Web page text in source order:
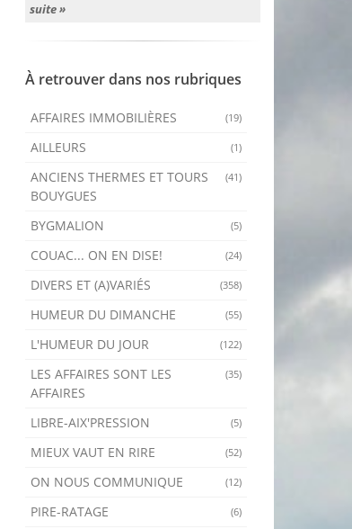
suite »
À retrouver dans nos rubriques
(19)
AFFAIRES IMMOBILIÈRES
(1)
AILLEURS
(41)
ANCIENS THERMES ET TOURS
BOUYGUES
(5)
BYGMALION
(24)
COUAC... ON EN DISE!
(358)
DIVERS ET (A)VARIÉS
(55)
HUMEUR DU DIMANCHE
(122)
L'HUMEUR DU JOUR
(35)
LES AFFAIRES SONT LES
AFFAIRES
(5)
LIBRE-AIX'PRESSION
(52)
MIEUX VAUT EN RIRE
(12)
ON NOUS COMMUNIQUE
(6)
PIRE-RATAGE